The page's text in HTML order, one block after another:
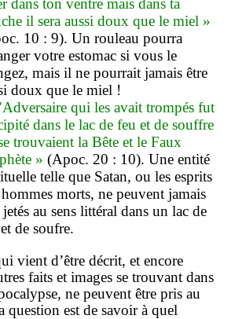
il sera aussi doux que le miel »
10 : 9). Un rouleau pourra
votre estomac si vous le
mais il ne pourrait jamais être
doux que le miel !
qui les avait trompés fut
dans le lac de feu et de souffre
trouvaient la Bête et le Faux
» (Apoc. 20 : 10). Une entité
telle que Satan, ou les esprits
morts, ne peuvent jamais
jetés au sens littéral dans un lac de
de soufre.
vient d’être décrit, et encore
faits et images se trouvant dans
ne peuvent être pris au
question est de savoir à quel